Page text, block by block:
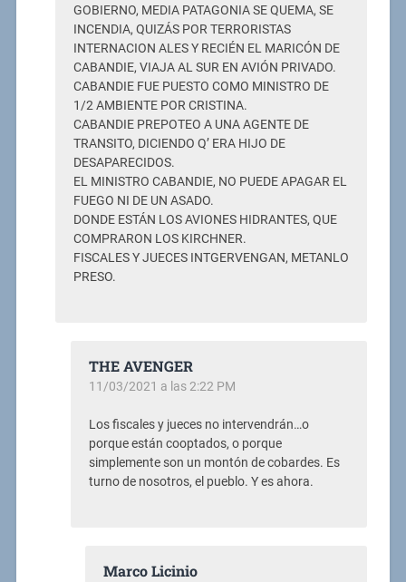
GOBIERNO, MEDIA PATAGONIA SE QUEMA, SE
INCENDIA, QUIZÁS POR TERRORISTAS
INTERNACION ALES Y RECIÉN EL MARICÓN DE
CABANDIE, VIAJA AL SUR EN AVIÓN PRIVADO.
CABANDIE FUE PUESTO COMO MINISTRO DE
1/2 AMBIENTE POR CRISTINA.
CABANDIE PREPOTEO A UNA AGENTE DE
TRANSITO, DICIENDO Q’ ERA HIJO DE
DESAPARECIDOS.
EL MINISTRO CABANDIE, NO PUEDE APAGAR EL
FUEGO NI DE UN ASADO.
DONDE ESTÁN LOS AVIONES HIDRANTES, QUE
COMPRARON LOS KIRCHNER.
FISCALES Y JUECES INTGERVENGAN, METANLO
PRESO.
THE AVENGER
11/03/2021 a las 2:22 PM
Los fiscales y jueces no intervendrán…o
porque están cooptados, o porque
simplemente son un montón de cobardes. Es
turno de nosotros, el pueblo. Y es ahora.
Marco Licinio